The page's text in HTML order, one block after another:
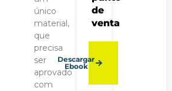
único
material,
que
precisa
ser
aprovado
com
de
venta
Descargar
Ebook